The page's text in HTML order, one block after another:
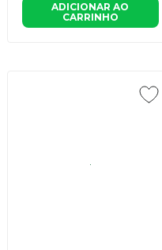
ADICIONAR AO
CARRINHO